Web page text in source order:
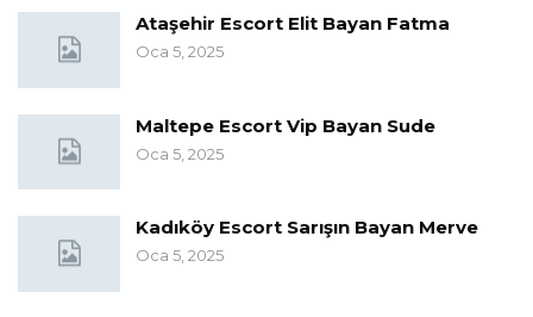
Ataşehir Escort Elit Bayan Fatma
Oca 5, 2025
Maltepe Escort Vip Bayan Sude
Oca 5, 2025
Kadıköy Escort Sarışın Bayan Merve
Oca 5, 2025